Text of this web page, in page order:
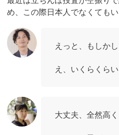
め、この際日本人でなくても
えっと、もしか
え、いくらくら
大丈夫、全然高く